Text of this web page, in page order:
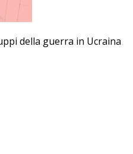
della guerra in Ucraina